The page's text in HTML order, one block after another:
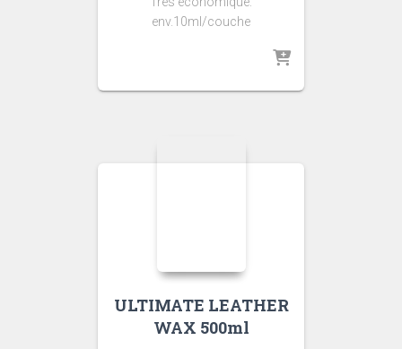
env.10ml/couche
ULTIMATE LEATHER
WAX 500ml